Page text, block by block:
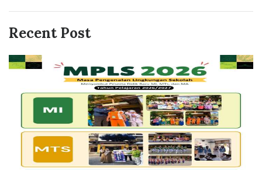
Recent Post